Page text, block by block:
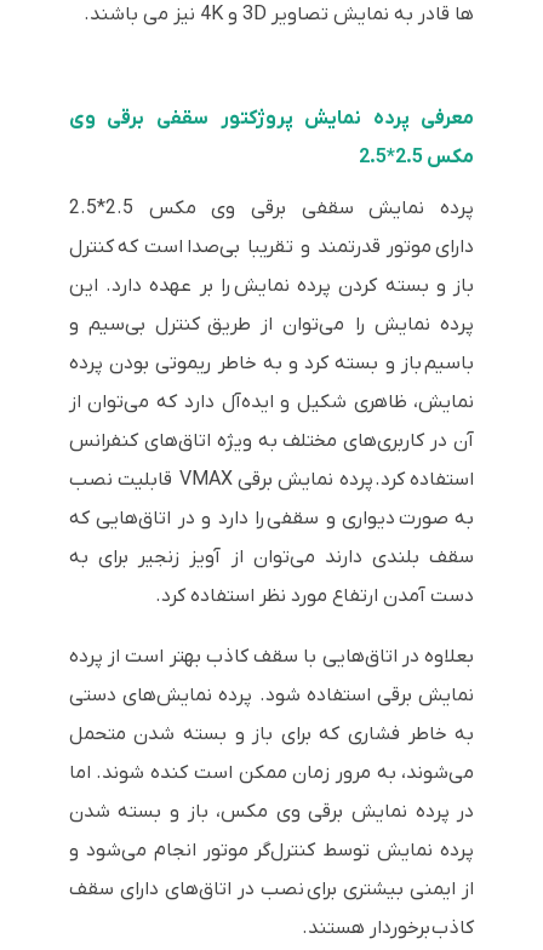
ها قادر به نمایش تصاویر 3D و 4K نیز می باشند.
معرفی پرده نمایش پروژکتور سقفی برقی وی
مکس 2.5*2.5
پرده نمایش سقفی برقی وی مکس 2.5*2.5
دارای موتور قدرتمند و تقریبا بی‌صدا است که کنترل
باز و بسته کردن پرده نمایش را بر عهده دارد. این
پرده نمایش را می‌توان از طریق کنترل بی‌سیم و
باسیم باز و بسته کرد و به خاطر ریموتی بودن پرده
نمایش، ظاهری شکیل و ایده‌آل دارد که می‌توان از
آن در کاربری‌های مختلف به ویژه اتاق‌های کنفرانس
استفاده کرد. پرده نمایش برقی VMAX قابلیت نصب
به صورت دیواری و سقفی را دارد و در اتاق‌هایی که
سقف بلندی دارند می‌توان از آویز زنجیر برای به
دست آمدن ارتفاع مورد نظر استفاده کرد.
بعلاوه در اتاق‌هایی با سقف کاذب بهتر است از پرده
نمایش برقی استفاده شود. پرده نمایش‌های دستی
به خاطر فشاری که برای باز و بسته شدن متحمل
می‌شوند، به مرور زمان ممکن است کنده شوند. اما
در پرده نمایش برقی وی مکس، باز و بسته شدن
پرده نمایش توسط کنترل‌گر موتور انجام می‌شود و
از ایمنی بیشتری برای نصب در اتاق‌های دارای سقف
کاذب برخوردار هستند.